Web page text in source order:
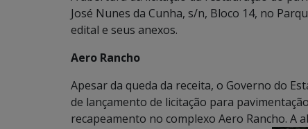
José Nunes da Cunha, s/n, Bloco 14, no
edital e seus anexos.
Aero Rancho
Apesar da queda da receita, o Governo do
de lançamento de licitação para
recapeamento no complexo Aero Rancho. A